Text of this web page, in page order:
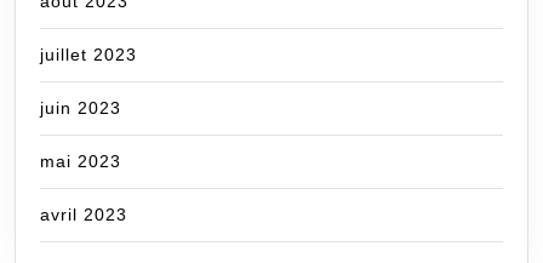
juillet 2023
juin 2023
mai 2023
avril 2023